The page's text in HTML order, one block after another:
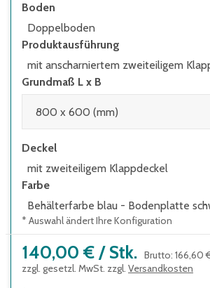
Boden
Doppelboden
Produktausführung
mit anscharniertem zweiteiligem
Grundmaß L x B
Deckel
mit zweiteiligem Klappdeckel
Farbe
Behälterfarbe blau - Bodenplatte
* Auswahl ändert Ihre Konfiguration
140,00 € / Stk. Brutto: 166,60
zzgl. gesetzl. MwSt. zzgl. Versandkosten